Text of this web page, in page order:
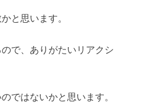
と思います。
で、ありがたいリアクシ
ではないかと思います。